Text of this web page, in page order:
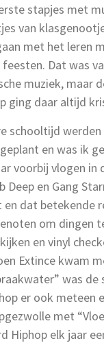
stapjes met
van
met het leren
Dat was
muziek, maar
ging daar altijd
schooltijd
en was ik
voorbij vlogen in
Deep en Gang
dat betekende
om dingen
en vinyl
Extince kwam
was de
er ook meteen
met
Hiphop elk jaar